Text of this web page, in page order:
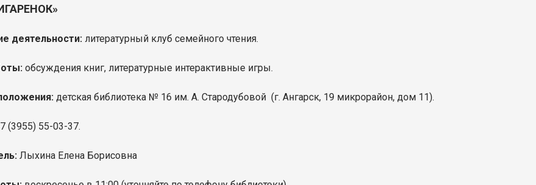
деятельности: литературный клуб семейного чтения.
обсуждения книг, литературные интерактивные игры.
детская библиотека № 16 им. А. Стародубовой (г. Ангарск, 19 микрорайон, дом 11).
7 (3955) 55-03-37.
Лыхина Елена Борисовна